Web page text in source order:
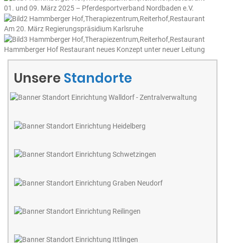
01. und 09. März 2025 – Pferdesportverband Nordbaden e.V.
Am 20. März Regierungspräsidium Karlsruhe
Hammberger Hof Restaurant neues Konzept unter neuer Leitung
Unsere Standorte